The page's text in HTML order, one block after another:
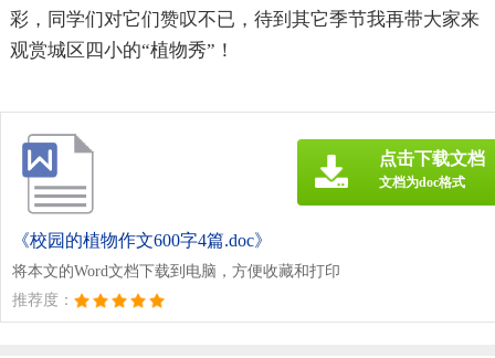
彩，同学们对它们赞叹不已，待到其它季节我再带大家来
观赏城区四小的“植物秀”！
《校园的植物作文600字4篇.doc》
将本文的Word文档下载到电脑，方便收藏和打印
推荐度：
点击下载文档
文档为doc格式